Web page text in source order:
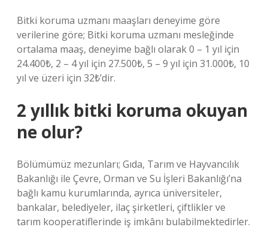
Bitki koruma uzmanı maaşları deneyime göre
verilerine göre; Bitki koruma uzmanı mesleğinde
ortalama maaş, deneyime bağlı olarak 0 – 1 yıl için
24.400₺, 2 – 4 yıl için 27.500₺, 5 – 9 yıl için 31.000₺, 10
yıl ve üzeri için 32₺’dir.
2 yıllık bitki koruma okuyan
ne olur?
Bölümümüz mezunları; Gıda, Tarım ve Hayvancılık
Bakanlığı ile Çevre, Orman ve Su İşleri Bakanlığı’na
bağlı kamu kurumlarında, ayrıca üniversiteler,
bankalar, belediyeler, ilaç şirketleri, çiftlikler ve
tarım kooperatiflerinde iş imkânı bulabilmektedirler.